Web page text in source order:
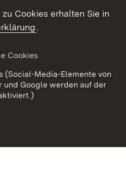
Datenschutz
Barrierefreiheit
Cookies
Cookies erhalten Sie in
.
Cookies
(Social-Media-Elemente von
und Google werden auf der